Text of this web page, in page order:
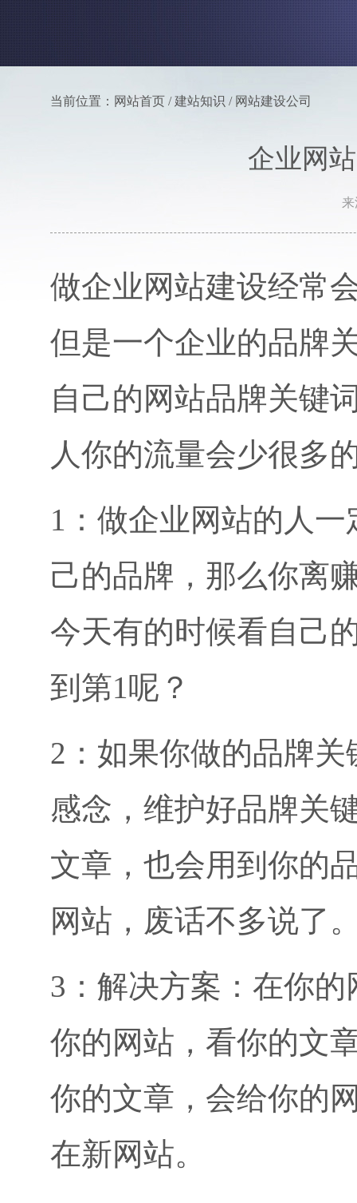
当前位置：网站首页 / 建站知识 / 网站建设公司
企业网
来
做企业网站建设经常
但是一个企业的品牌
自己的网站品牌关键
人你的流量会少很多
1：做企业网站的人
己的品牌，那么你离
今天有的时候看自己
到第1呢？
2：如果你做的品牌
感念，维护好品牌关
文章，也会用到你的
网站，废话不多说了
3：解决方案：在你
你的网站，看你的文
你的文章，会给你的
在新网站。